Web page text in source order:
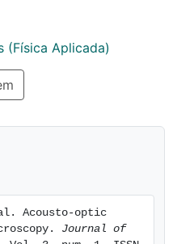
inertia-free light-sheet
is reaching maturity,
that utilize
than ever, providing
as impactful as
embryogenesis, and
(Física Aplicada)
al. Acousto-optic
Journal of